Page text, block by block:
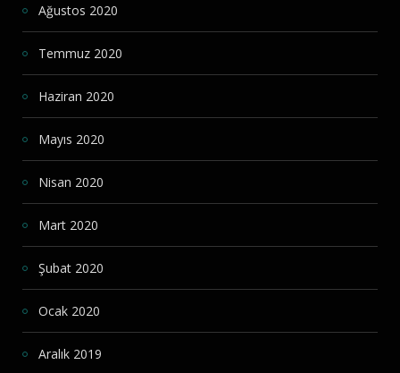
Ağustos 2020
Temmuz 2020
Haziran 2020
Mayıs 2020
Nisan 2020
Mart 2020
Şubat 2020
Ocak 2020
Aralık 2019